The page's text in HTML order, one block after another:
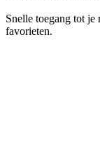
Snelle toegang tot je
favorieten.